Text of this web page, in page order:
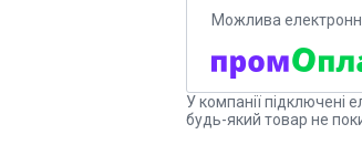
У компанії підключені
будь-який товар не